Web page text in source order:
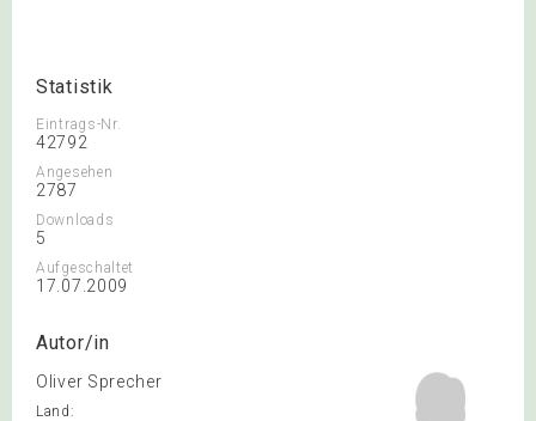
Statistik
Eintrags-Nr.
42792
Angesehen
2787
Downloads
5
Aufgeschaltet
17.07.2009
Autor/in
Oliver Sprecher
Land: